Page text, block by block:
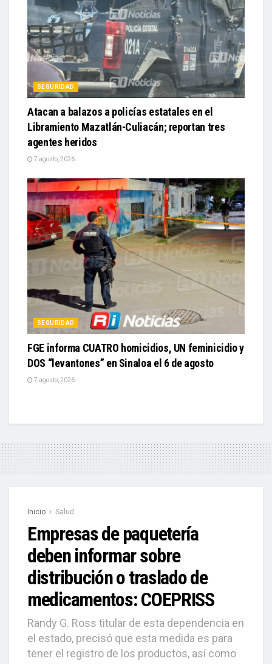
SEGURIDAD
Atacan a balazos a policías estatales en el
Libramiento Mazatlán-Culiacán; reportan tres
agentes heridos
7 agosto, 2026
SEGURIDAD
FGE informa CUATRO homicidios, UN feminicidio y
DOS “levantones” en Sinaloa el 6 de agosto
7 agosto, 2026
Inicio Salud
Empresas de paquetería
deben informar sobre
distribución o traslado de
medicamentos: COEPRISS
Randy G. Ross titular de esta dependencia en
el estado, precisó que esta medida es para
tener el registro de los productos, así como